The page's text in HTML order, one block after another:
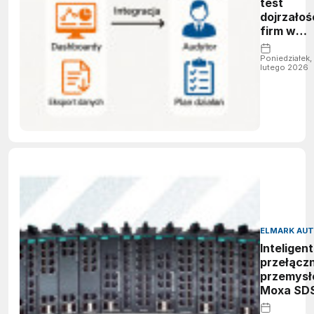
firm w
energią
Poniedziałek,
lutego 2026
ELMARK
Moxa
3000/